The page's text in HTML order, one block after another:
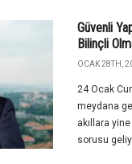
Güvenli
Bilinçli
OCAK 28TH,
24 Ocak
meydana
akıllara
sorusu